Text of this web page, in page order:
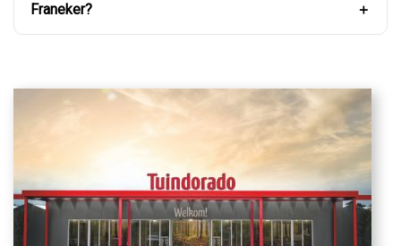
Franeker?